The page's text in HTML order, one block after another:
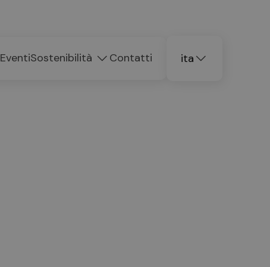
EventiSostenibilità Contatti ita